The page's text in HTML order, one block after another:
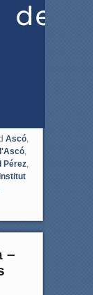
Ascó,
,
Pérez,
–